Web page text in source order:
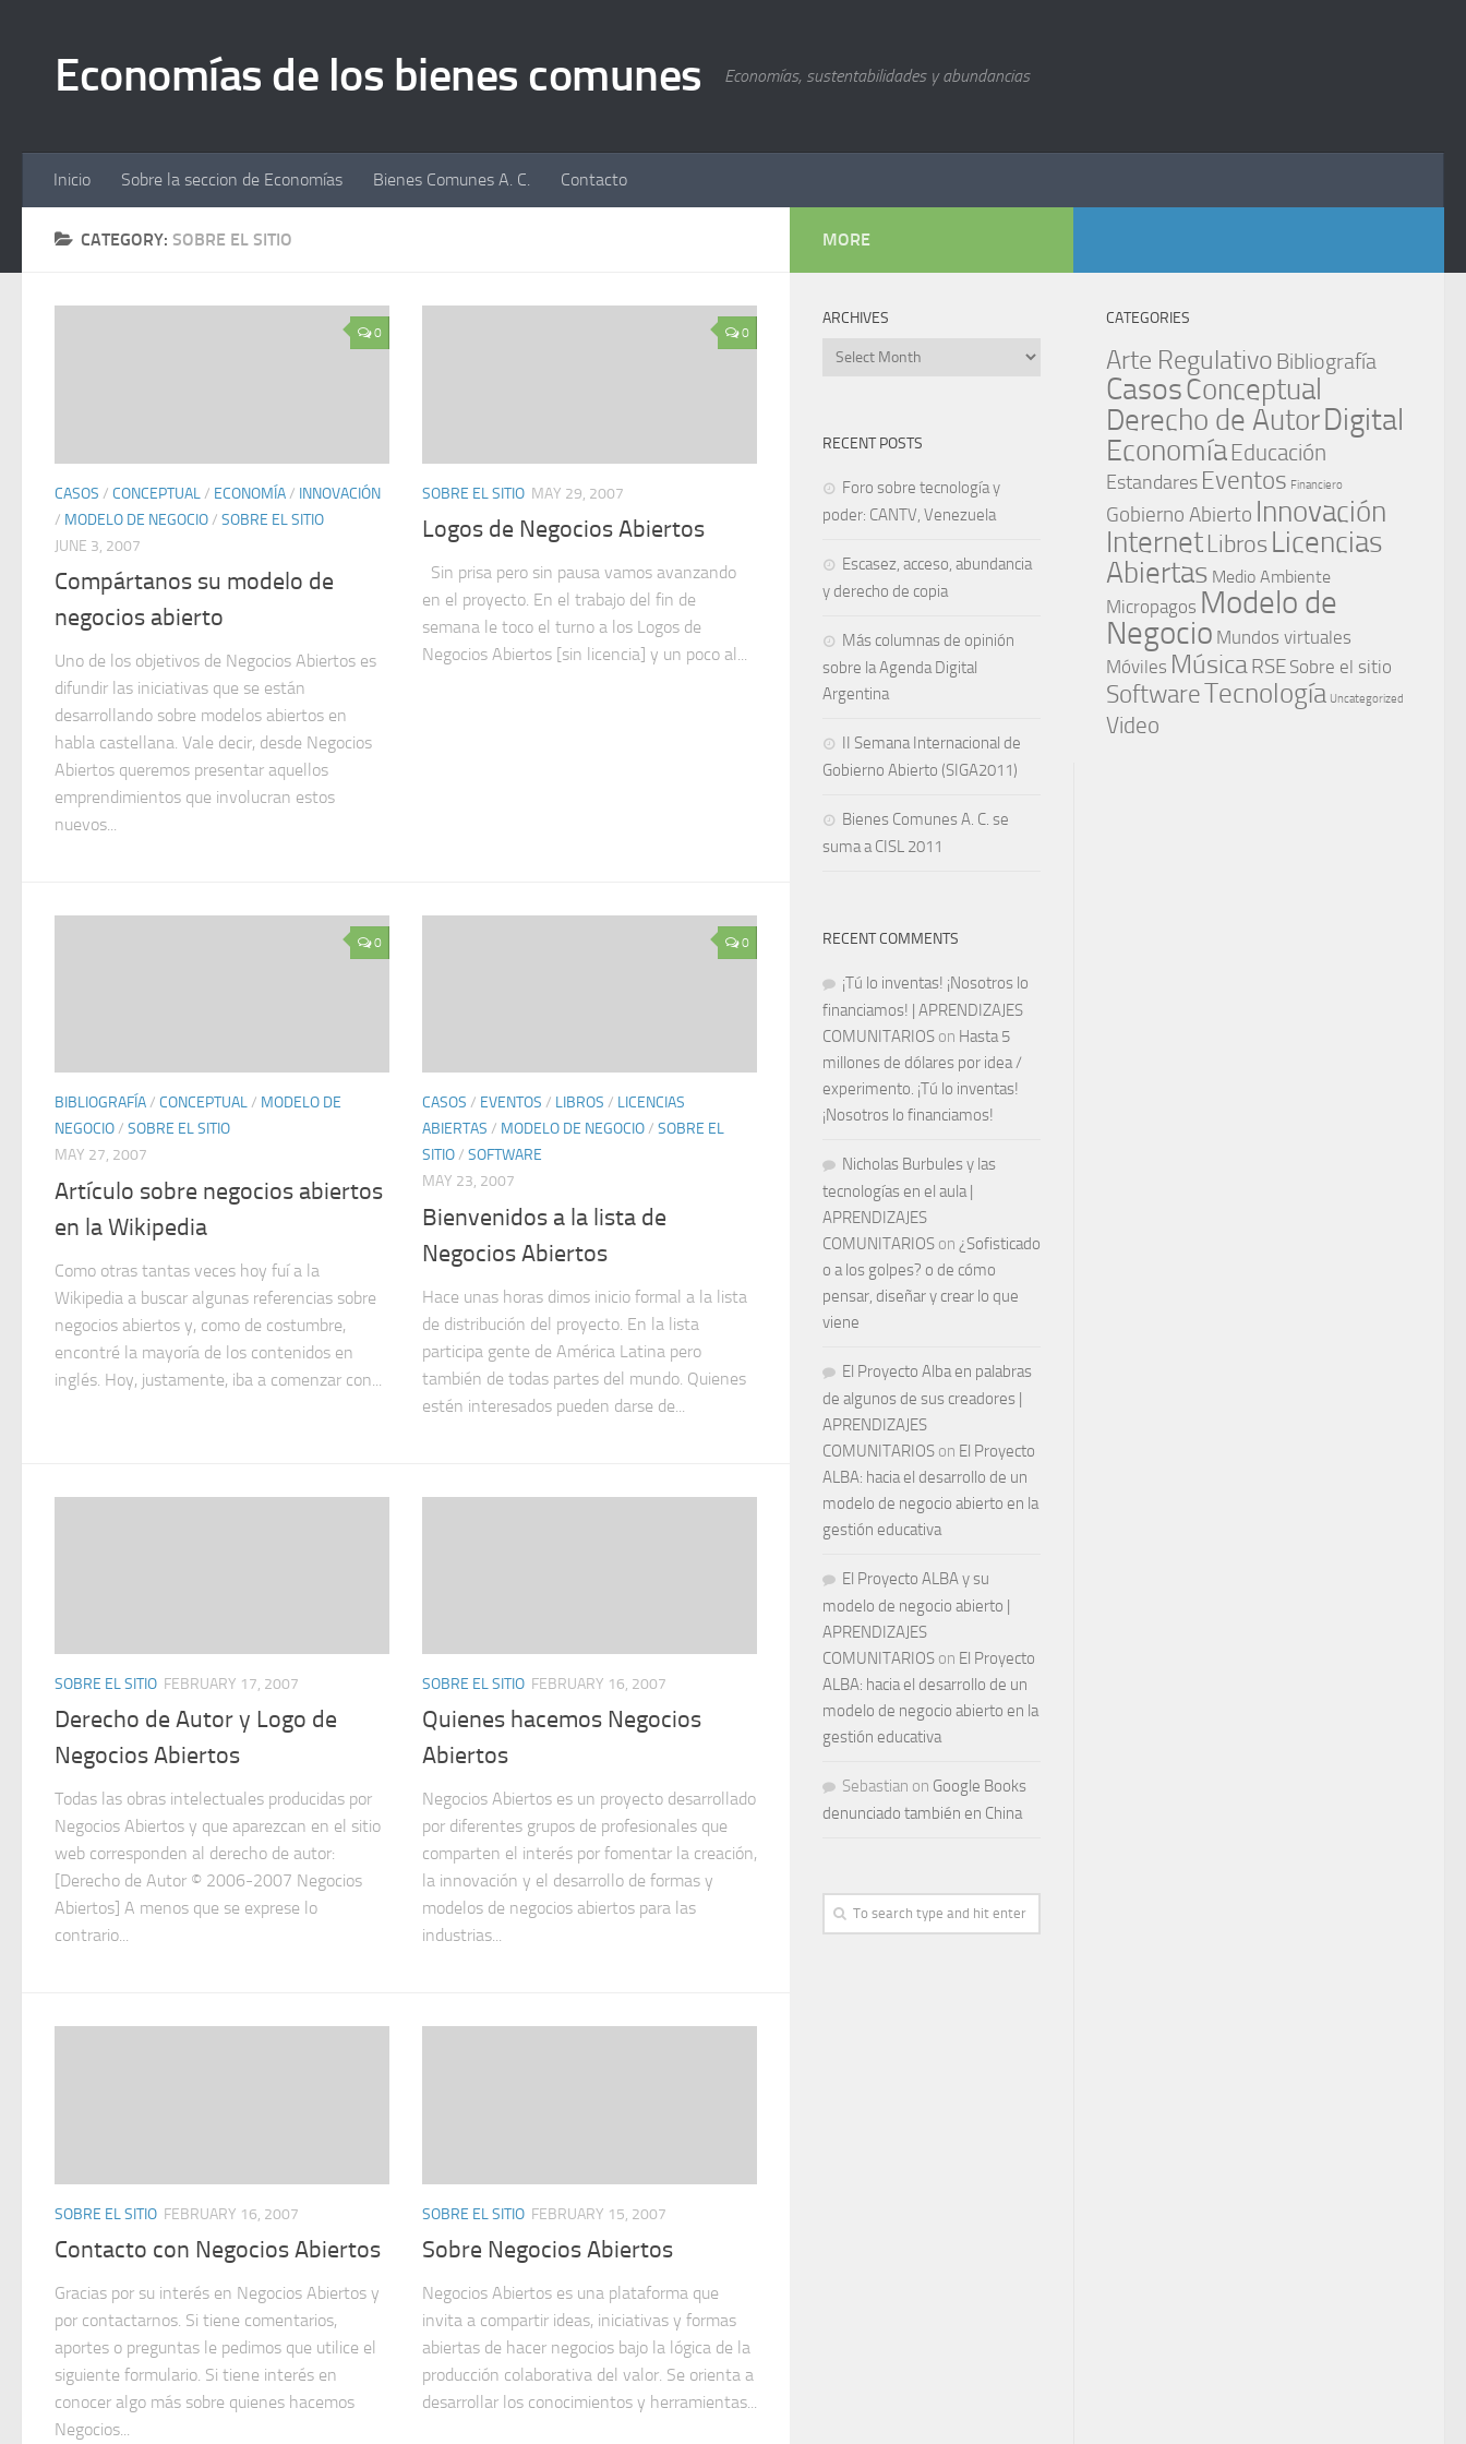
Economías de los bienes comunes Economías, sustentabilidades y abundancias
Inicio Sobre la seccion de Economías Bienes Comunes A. C. Contacto
CATEGORY: SOBRE EL SITIO
0
CASOS / CONCEPTUAL/ ECONOMÍA/ INNOVACIÓN
/ MODELO DE NEGOCIO/ SOBRE EL SITIO
JUNE 3, 2007
Compártanos su modelo de
negocios abierto
Uno de los objetivos de Negocios Abiertos es
difundir las iniciativas que se están
desarrollando sobre modelos abiertos en
habla castellana. Vale decir, desde Negocios
Abiertos queremos presentar aquellos
emprendimientos que involucran estos
nuevos...
0
SOBRE EL SITIO MAY 29, 2007
Logos de Negocios Abiertos
Sin prisa pero sin pausa vamos avanzando
en el proyecto. En el trabajo del fin de
semana le toco el turno a los Logos de
Negocios Abiertos [sin licencia] y un poco al...
0
BIBLIOGRAFÍA/ CONCEPTUAL/ MODELO DE
NEGOCIO/ SOBRE EL SITIO
MAY 27, 2007
Artículo sobre negocios abiertos
en la Wikipedia
Como otras tantas veces hoy fuí a la
Wikipedia a buscar algunas referencias sobre
negocios abiertos y, como de costumbre,
encontré la mayoría de los contenidos en
inglés. Hoy, justamente, iba a comenzar con...
0
CASOS / EVENTOS / LIBROS / LICENCIAS
ABIERTAS / MODELO DE NEGOCIO/ SOBRE EL
SITIO/ SOFTWARE
MAY 23, 2007
Bienvenidos a la lista de
Negocios Abiertos
Hace unas horas dimos inicio formal a la lista
de distribución del proyecto. En la lista
participa gente de América Latina pero
también de todas partes del mundo. Quienes
estén interesados pueden darse de...
SOBRE EL SITIO FEBRUARY 17, 2007
Derecho de Autor y Logo de
Negocios Abiertos
Todas las obras intelectuales producidas por
Negocios Abiertos y que aparezcan en el sitio
web corresponden al derecho de autor:
[Derecho de Autor © 2006-2007 Negocios
Abiertos] A menos que se exprese lo
contrario...
SOBRE EL SITIO FEBRUARY 16, 2007
Quienes hacemos Negocios
Abiertos
Negocios Abiertos es un proyecto desarrollado
por diferentes grupos de profesionales que
comparten el interés por fomentar la creación,
la innovación y el desarrollo de formas y
modelos de negocios abiertos para las
industrias...
SOBRE EL SITIO FEBRUARY 16, 2007
Contacto con Negocios Abiertos
Gracias por su interés en Negocios Abiertos y
por contactarnos. Si tiene comentarios,
aportes o preguntas le pedimos que utilice el
siguiente formulario. Si tiene interés en
conocer algo más sobre quienes hacemos
Negocios...
SOBRE EL SITIO FEBRUARY 15, 2007
Sobre Negocios Abiertos
Negocios Abiertos es una plataforma que
invita a compartir ideas, iniciativas y formas
abiertas de hacer negocios bajo la lógica de la
producción colaborativa del valor. Se orienta a
desarrollar los conocimientos y herramientas...
CATEGORIES
Arte Regulativo Bibliografía
CasosConceptual
Derecho de AutorDigital
Economía Educación
Estandares Eventos Financiero
Gobierno Abierto Innovación
InternetLibros Licencias
Abiertas Medio Ambiente
Micropagos Modelo de
Negocio Mundos virtuales
Móviles MúsicaRSE Sobre el sitio
SoftwareTecnología Uncategorized
Video
MORE
ARCHIVES
Archives
RECENT POSTS
Foro sobre tecnología y
poder: CANTV, Venezuela
Escasez, acceso, abundancia
y derecho de copia
Más columnas de opinión
sobre la Agenda Digital
Argentina
II Semana Internacional de
Gobierno Abierto (SIGA2011)
Bienes Comunes A. C. se
suma a CISL 2011
RECENT COMMENTS
¡Tú lo inventas! ¡Nosotros lo
financiamos! | APRENDIZAJES
COMUNITARIOS on Hasta 5
millones de dólares por idea /
experimento. ¡Tú lo inventas!
¡Nosotros lo financiamos!
Nicholas Burbules y las
tecnologías en el aula |
APRENDIZAJES
COMUNITARIOS on ¿Sofisticado
o a los golpes? o de cómo
pensar, diseñar y crear lo que
viene
El Proyecto Alba en palabras
de algunos de sus creadores |
APRENDIZAJES
COMUNITARIOS on El Proyecto
ALBA: hacia el desarrollo de un
modelo de negocio abierto en la
gestión educativa
El Proyecto ALBA y su
modelo de negocio abierto |
APRENDIZAJES
COMUNITARIOS on El Proyecto
ALBA: hacia el desarrollo de un
modelo de negocio abierto en la
gestión educativa
Sebastian on Google Books
denunciado también en China